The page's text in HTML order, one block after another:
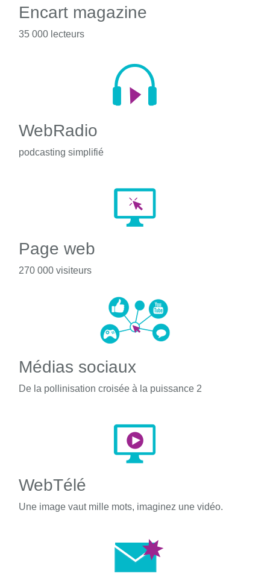
Encart magazine
35 000 lecteurs
WebRadio
podcasting simplifié
Page web
270 000 visiteurs
Médias sociaux
De la pollinisation croisée à la puissance 2
WebTélé
Une image vaut mille mots, imaginez une vidéo.